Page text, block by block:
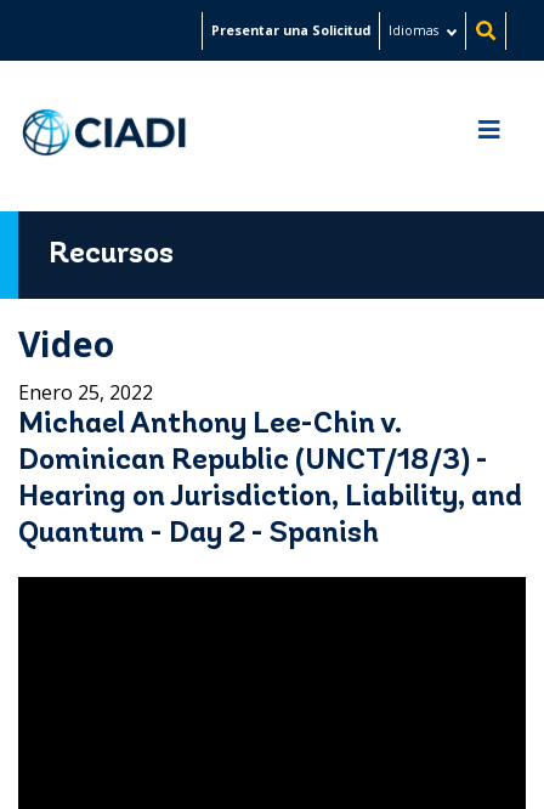
Presentar una Solicitud Idiomas
Recursos
Video
Enero 25, 2022
Michael Anthony Lee-Chin v.
Dominican Republic (UNCT/18/3) -
Hearing on Jurisdiction, Liability, and
Quantum - Day 2 - Spanish